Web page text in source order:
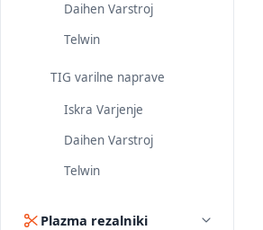
Daihen Varstroj
Telwin
TIG varilne naprave
Iskra Varjenje
Daihen Varstroj
Telwin
Plazma rezalniki